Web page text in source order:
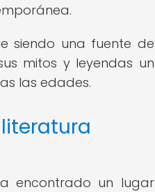
siendo una fuente de
mitos y leyendas un
las edades.
encontrado un lugar